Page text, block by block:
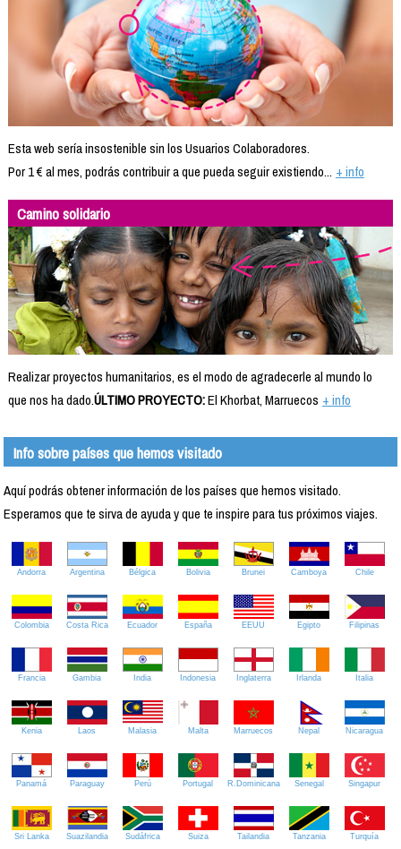
Esta web sería insostenible sin los Usuarios Colaboradores.
Por 1 € al mes, podrás contribuir a que pueda seguir existiendo... + info
Camino solidario
Realizar proyectos humanitarios, es el modo de agradecerle al mundo lo
que nos ha dado.ÚLTIMO PROYECTO:El Khorbat, Marruecos + info
Info sobre países que hemos visitado
Aquí podrás obtener información de los países que hemos visitado.
Esperamos que te sirva de ayuda y que te inspire para tus próximos viajes.
Andorra Argentina Bélgica Bolivia Brunei Camboya Chile
Colombia Costa Rica Ecuador España EEUU Egipto Filipinas
Francia Gambia India Indonesia Inglaterra Irlanda Italia
Kenia Laos Malasia Malta Marruecos Nepal Nicaragua
Panamá Paraguay Perú Portugal R.Dominicana Senegal Singapur
Sri Lanka Suazilandia Sudáfrica Suiza Tailandia Tanzania Turquía